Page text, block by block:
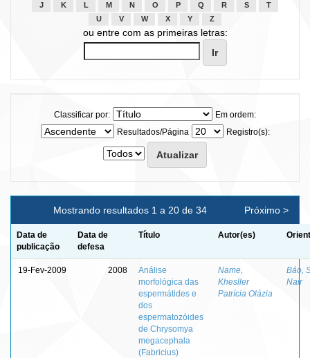
J
K L M N O P Q R S
T
U
V W X Y Z
ou entre com as primeiras letras:
Classificar por:
Em ordem:
Resultados/Página
Registro(s):
Mostrando resultados 1 a 20 de 34 Próximo >
Data de
publicação
Data de
defesa
Título Autor(es)
19-Fev-2009 2008
Análise
morfológica das
espermátides e
dos
espermatozóides
de Chrysomya
megacephala
(Fabricius)
Name,
Khesller
Patrícia Olázia
Báo,
Nair